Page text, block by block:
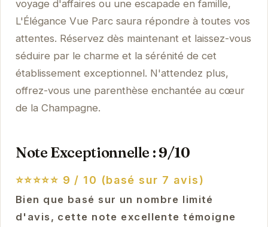
voyage d'affaires ou une escapade en famille,
L'Élégance Vue Parc saura répondre à toutes vos
attentes. Réservez dès maintenant et laissez-vous
séduire par le charme et la sérénité de cet
établissement exceptionnel. N'attendez plus,
offrez-vous une parenthèse enchantée au cœur
de la Champagne.
Note Exceptionnelle : 9/10
⭐⭐⭐⭐⭐ 9 / 10 (basé sur 7 avis)
Bien que basé sur un nombre limité
d'avis, cette note excellente témoigne